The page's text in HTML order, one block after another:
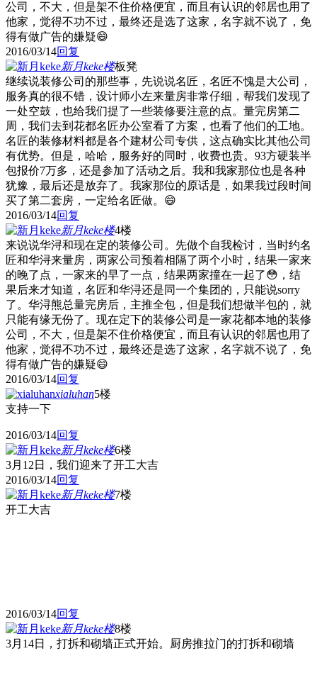
公司，不大，但是架不住价格便宜，而且有认识的邻居也用了
他家，觉得不功不过，最终还是选了这家，名字就不说了，免
得有做广告的嫌疑😄
2016/03/14回复
新月keke楼板凳
继续说装修公司的那些事，先说说名匠，名匠不愧是大公司，
服务真的很不错，设计师小左来量房非常仔细，帮我们发现了
一处空鼓，也给我们提了一些装修要注意的点。量完房第二
周，我们去到花都名匠办公室看了方案，也看了他们的工地。
名匠的装修材料都是各个建材公司专供，这点确实比其他公司
有优势。但是，哈哈，服务好的同时，收费也贵。93方硬装半
包报价7万多，还是参加了活动之后。我和我家那位也是各种
犹豫，最后还是放弃了。我家那位的原话是，如果我过段时间
买了第二套房，一定给名匠做。😄
2016/03/14回复
新月keke楼4楼
来说说华浔和现在定的装修公司。先做个自我检讨，当时约名
匠和华浔来量房，两家公司预着相隔了两个小时，结果一家来
的晚了点，一家来的早了一点，结果两家撞在一起了😳，结
果后来才知道，名匠和华浔还是同一个集团的，只能说sorry
了。华浔熊总量完房后，主推全包，但是我们想做半包的，就
只能有缘无份了。现在定下的装修公司是一家花都本地的装修
公司，不大，但是架不住价格便宜，而且有认识的邻居也用了
他家，觉得不功不过，最终还是选了这家，名字就不说了，免
得有做广告的嫌疑😄
2016/03/14回复
xialuhan5楼
支持一下
2016/03/14回复
新月keke楼6楼
3月12日，我们迎来了开工大吉
2016/03/14回复
新月keke楼7楼
开工大吉
2016/03/14回复
新月keke楼8楼
3月14日，打拆和砌墙正式开始。厨房推拉门的打拆和砌墙